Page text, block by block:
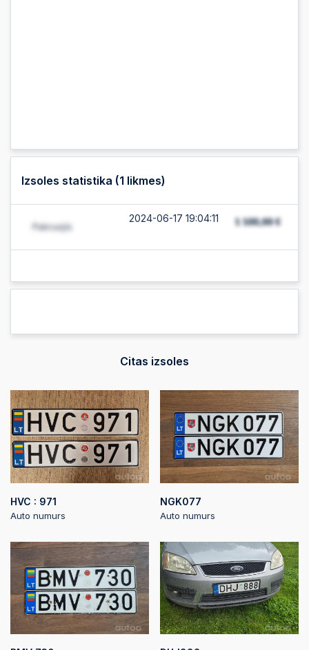
Izsoles statistika (1 likmes)
2024-06-17 19:04:11
Citas izsoles
HVC : 971
Auto numurs
NGK077
Auto numurs